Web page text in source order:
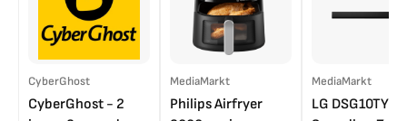
CyberGhost
CyberGhost - 2
MediaMarkt
Philips Airfryer
MediaMarkt
LG DSG10TY